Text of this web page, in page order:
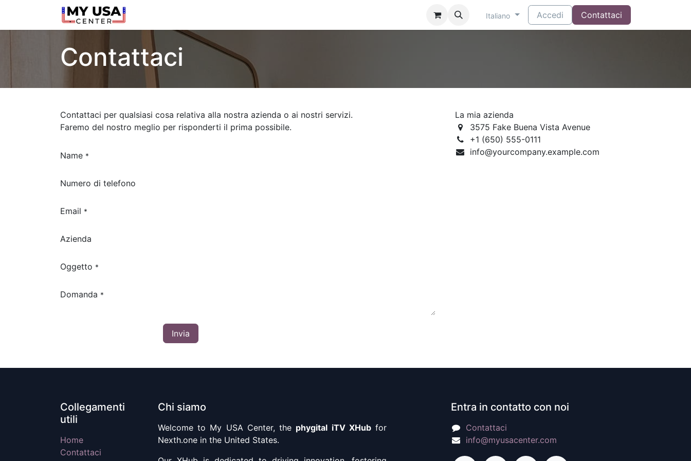
Italiano Accedi Contattaci
Contattaci
Contattaci per qualsiasi cosa relativa alla nostra azienda o ai nostri servizi.
Faremo del nostro meglio per risponderti il prima possibile.
Name *
Numero di telefono
Email *
Azienda
Oggetto *
Domanda *
Invia
La mia azienda
3575 Fake Buena Vista Avenue
+1 (650) 555-0111
info@yourcompany.example.com
Collegamenti
utili
Home
Contattaci
Chi siamo
Welcome to My USA Center, the phygital iTV XHubfor
Nexth.one in the United States.
Entra in contatto con noi
Contattaci
info@myusacenter.com